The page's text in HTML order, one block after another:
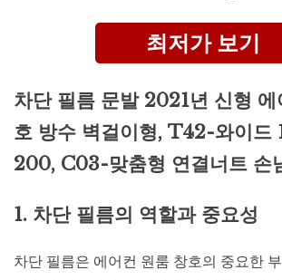
최저가 보기
차단 필름 문발 2021년 신형
호 방수 벽걸이형, T42-와이드
200, C03-맞춤형 연결너트 손
1. 차단 필름의 역할과 중요성
차단 필름은 에어컨 원룸 창호의 중요한